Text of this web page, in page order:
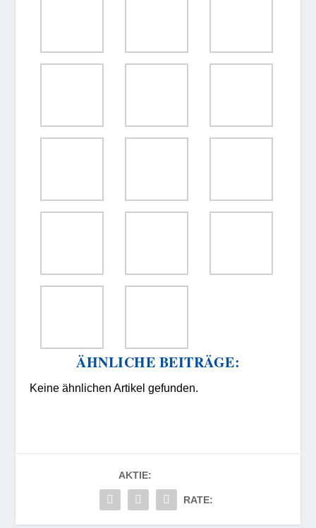
ÄHNLICHE BEITRÄGE:
Keine ähnlichen Artikel gefunden.
AKTIE:
RATE: